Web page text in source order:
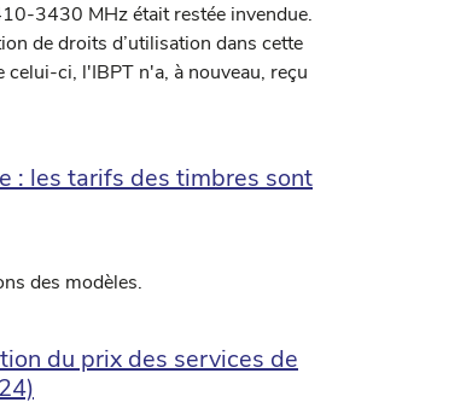
3430 MHz était restée invendue.
de droits d’utilisation dans cette
celui-ci, l'IBPT n'a, à nouveau, reçu
: les tarifs des timbres sont
des modèles.
du prix des services de